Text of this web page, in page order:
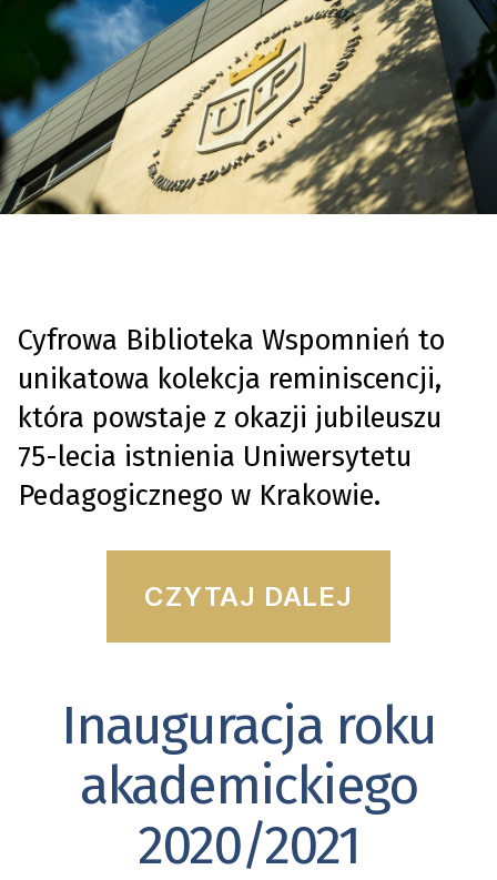
Cyfrowa Biblioteka Wspomnień to
unikatowa kolekcja reminiscencji,
która powstaje z okazji jubileuszu
75-lecia istnienia Uniwersytetu
Pedagogicznego w Krakowie.
CZYTAJ DALEJ
Kategorie
Inauguracja roku
akademickiego
2020/2021